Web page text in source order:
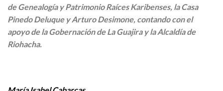
de Genealogía y Patrimonio Raíces Karibenses, la Casa
Pinedo Deluque y Arturo Desimone, contando con el
apoyo de la Gobernación de La Guajira y la Alcaldía de
Riohacha.